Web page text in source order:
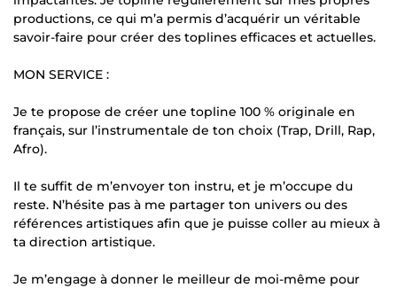
productions, ce qui m’a permis d’acquérir un véritable
savoir-faire pour créer des toplines efficaces et actuelles.
MON SERVICE :
Je te propose de créer une topline 100 % originale en
français, sur l’instrumentale de ton choix (Trap, Drill, Rap,
Afro).
Il te suffit de m’envoyer ton instru, et je m’occupe du
reste. N’hésite pas à me partager ton univers ou des
références artistiques afin que je puisse coller au mieux à
ta direction artistique.
Je m’engage à donner le meilleur de moi-même pour